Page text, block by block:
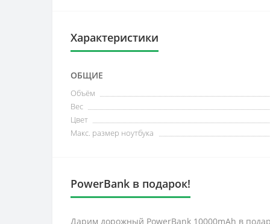
Характеристики
ОБЩИЕ
Объём
Вес
Цвет
Макс. размер ноутбука
PowerBank в подарок!
Дарим дорожный PowerBank 10000mAh в